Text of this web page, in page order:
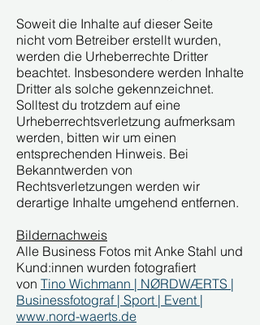
Soweit die Inhalte auf dieser Seite
nicht vom Betreiber erstellt wurden,
werden die Urheberrechte Dritter
beachtet. Insbesondere werden Inhalte
Dritter als solche gekennzeichnet.
Solltest du trotzdem auf eine
Urheberrechtsverletzung aufmerksam
werden, bitten wir um einen
entsprechenden Hinweis. Bei
Bekanntwerden von
Rechtsverletzungen werden wir
derartige Inhalte umgehend entfernen.
Bildernachweis
Alle Business Fotos mit Anke Stahl und
Kund:innen wurden fotografiert
von Tino Wichmann | NØRDWÆRTS |
Businessfotograf | Sport | Event |
www.nord-waerts.de